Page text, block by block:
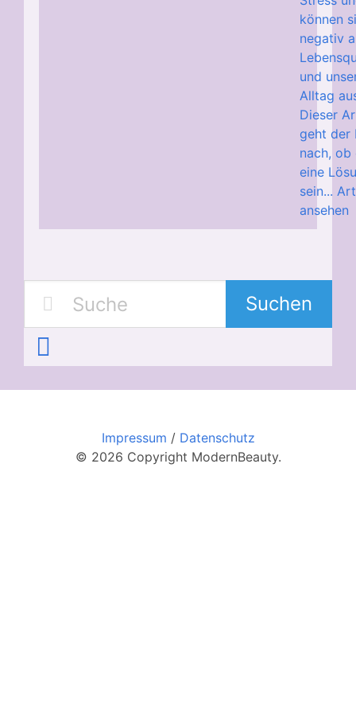
können
negativ
und
Alltag
Dieser
geht der
nach, ob
eine
sein...
ansehen
Suchen
Impressum / Datenschutz
© 2026 Copyright ModernBeauty.